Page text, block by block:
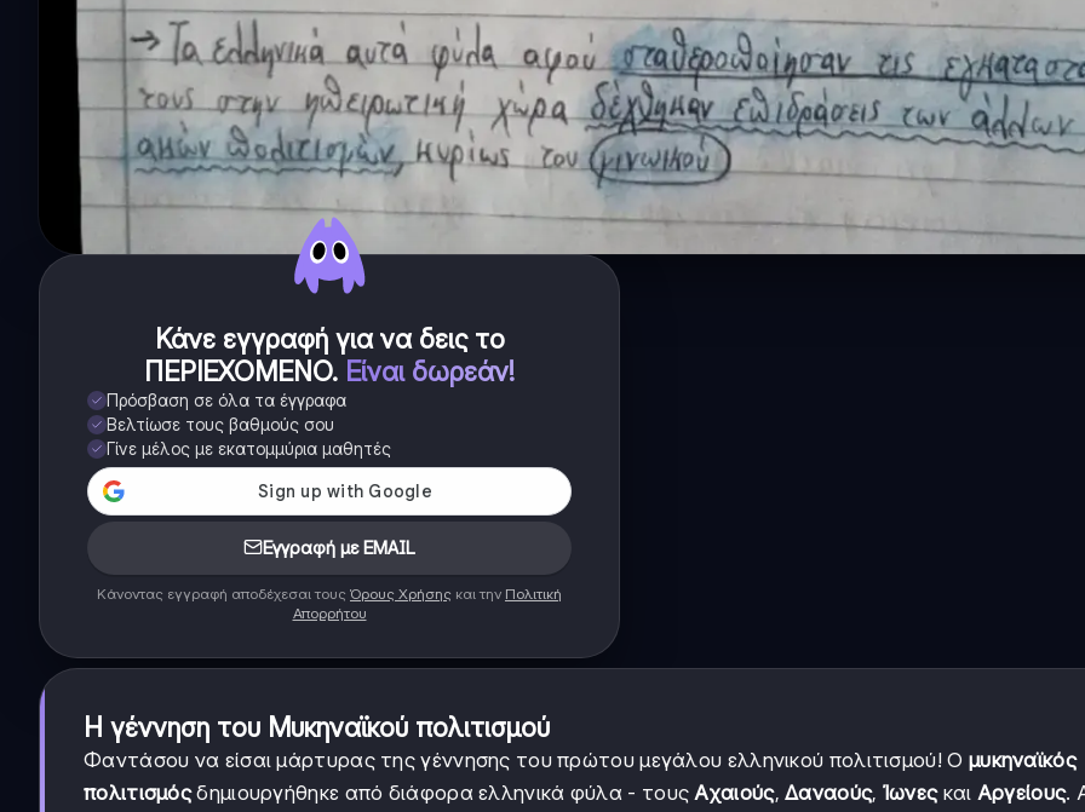
Κάνε εγγραφή για να δεις το
ΠΕΡΙΕΧΟΜΕΝΟ. Είναι δωρεάν!
Πρόσβαση σε όλα τα έγγραφα
Βελτίωσε τους βαθμούς σου
Γίνε μέλος με εκατομμύρια μαθητές
Εγγραφή με EMAIL
Κάνοντας εγγραφή αποδέχεσαι τους Όρους Χρήσης και την Πολιτική
Απορρήτου
Η γέννηση του Μυκηναϊκού πολιτισμού
Φαντάσου να είσαι μάρτυρας της γέννησης του πρώτου μεγάλου ελληνικού πολιτισμού! Ο μυκηναϊκός
πολιτισμόςδημιουργήθηκε από διάφορα ελληνικά φύλα - τουςΑχαιούς,Δαναούς, Ίωνεςκαι Αργείους.